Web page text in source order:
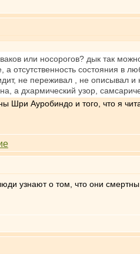
или носорогов? дык так
а отсутственность состояния в
не переживал , не
а дхармический узор,
Шри Ауробиндо и того, что я
узнают о том, что они